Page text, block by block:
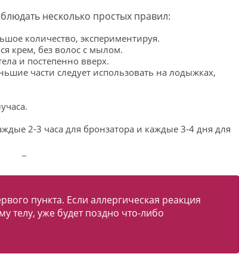
несколько простых правил:
количество, экспериментируя.
крем, без волос с мылом.
и постепенно вверх.
части следует использовать на лодыжках,
2-3 часа для бронзатора и каждые 3-4 дня для
пункта. Если аллергическая реакция
телу, уже будет поздно что-либо